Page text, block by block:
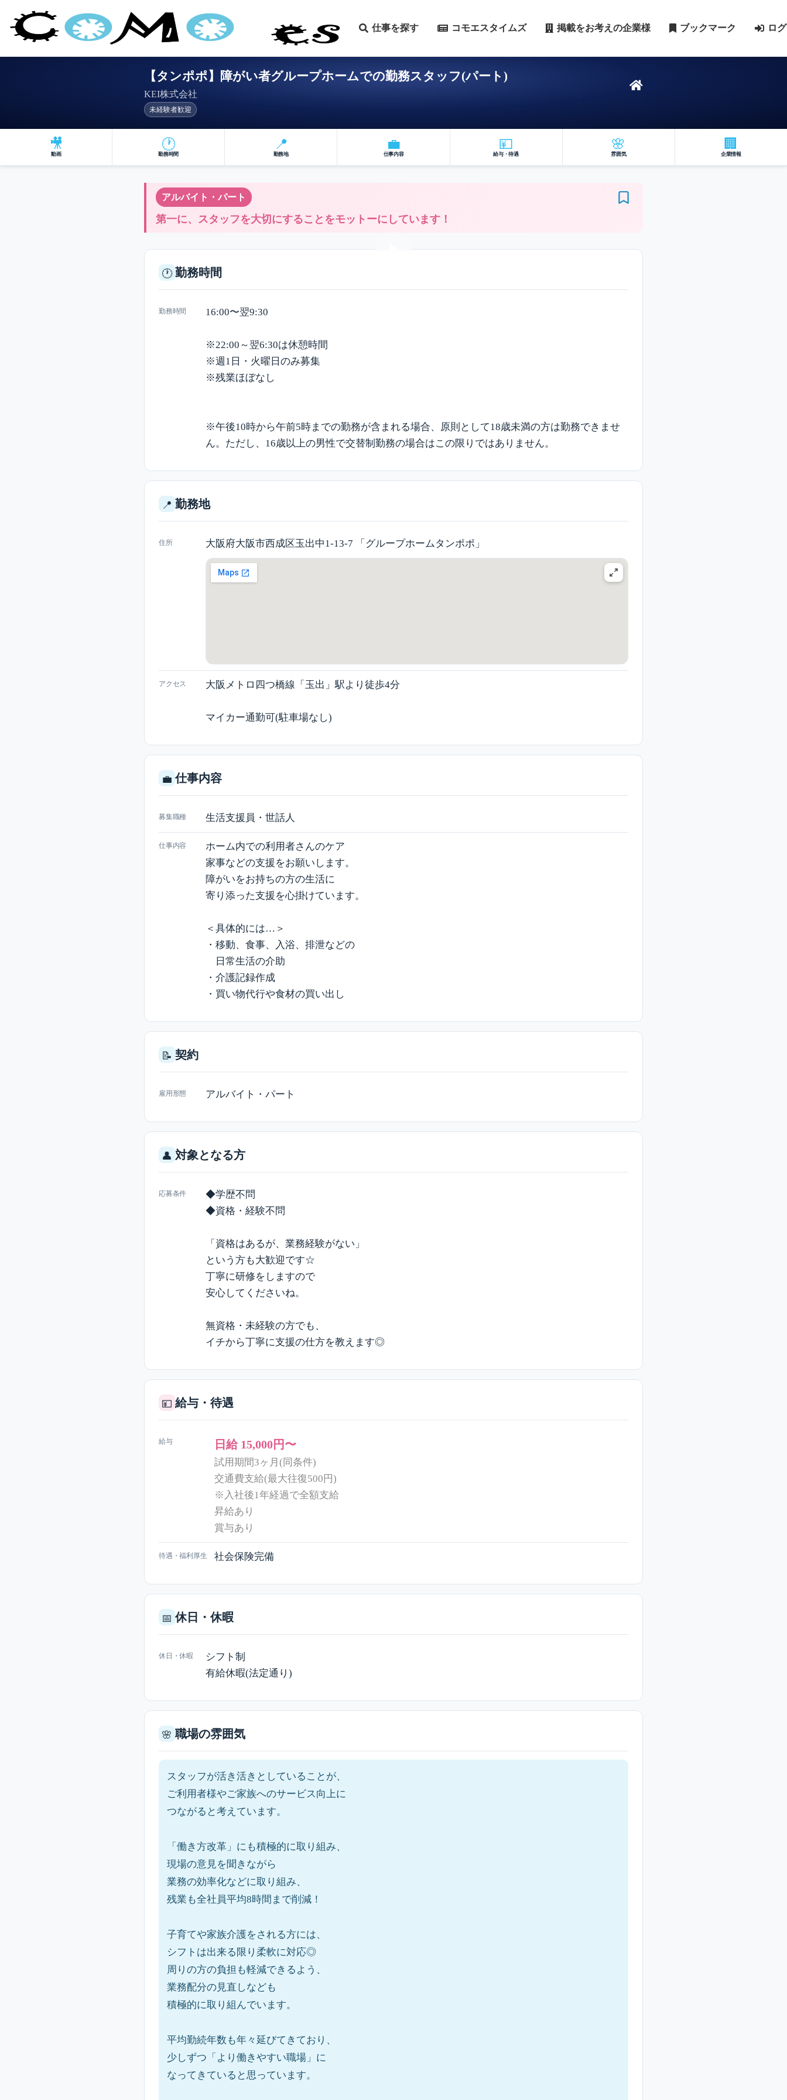
仕事を探す コモエスタイムズ 掲載をお考えの企業様 ブックマーク ロ
【タンポポ】障がい者グループホームでの勤務スタッフ(パート)
KEI株式会社
未経験者歓迎
🎥
動画
🕐
勤務時間
📍
勤務地
💼
仕事内容
💴
給与・待遇
🌸
雰囲気
🏢
企業情報
アルバイト・パート
第一に、スタッフを大切にすることをモットーにしています！
🕐 勤務時間
勤務時間 16:00〜翌9:30
※22:00～翌6:30は休憩時間
※週1日・火曜日のみ募集
※残業ほぼなし
※午後10時から午前5時までの勤務が含まれる場合、原則として18歳未満の方は勤務できませ
ん。ただし、16歳以上の男性で交替制勤務の場合はこの限りではありません。
📍 勤務地
住所 大阪府大阪市西成区玉出中1-13-7 「グループホームタンポポ」
アクセス 大阪メトロ四つ橋線「玉出」駅より徒歩4分
マイカー通勤可(駐車場なし)
💼 仕事内容
募集職種 生活支援員・世話人
仕事内容
ホーム内での利用者さんのケア
家事などの支援をお願いします。
障がいをお持ちの方の生活に
寄り添った支援を心掛けています。
＜具体的には…＞
・移動、食事、入浴、排泄などの
日常生活の介助
・介護記録作成
・買い物代行や食材の買い出し
📝 契約
雇用形態 アルバイト・パート
👤 対象となる方
応募条件
◆学歴不問
◆資格・経験不問
「資格はあるが、業務経験がない」
という方も大歓迎です☆
丁寧に研修をしますので
安心してくださいね。
無資格・未経験の方でも、
イチから丁寧に支援の仕方を教えます◎
💴 給与・待遇
給与 日給 15,000円〜
試用期間3ヶ月(同条件)
交通費支給(最大往復500円)
※入社後1年経過で全額支給
昇給あり
賞与あり
待遇・福利厚生 社会保険完備
📅 休日・休暇
休日・休暇
シフト制
有給休暇(法定通り)
🌸 職場の雰囲気
スタッフが活き活きとしていることが、
ご利用者様やご家族へのサービス向上に
つながると考えています。
「働き方改革」にも積極的に取り組み、
現場の意見を聞きながら
業務の効率化などに取り組み、
残業も全社員平均8時間まで削減！
子育てや家族介護をされる方には、
シフトは出来る限り柔軟に対応◎
周りの方の負担も軽減できるよう、
業務配分の見直しなども
積極的に取り組んでいます。
平均勤続年数も年々延びてきており、
少しずつ「より働きやすい職場」に
なってきていると思っています。